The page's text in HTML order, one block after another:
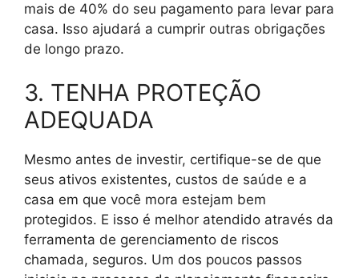
mais de 40% do seu pagamento para levar para
casa. Isso ajudará a cumprir outras obrigações
de longo prazo.
3. TENHA PROTEÇÃO
ADEQUADA
Mesmo antes de investir, certifique-se de que
seus ativos existentes, custos de saúde e a
casa em que você mora estejam bem
protegidos. E isso é melhor atendido através da
ferramenta de gerenciamento de riscos
chamada, seguros. Um dos poucos passos